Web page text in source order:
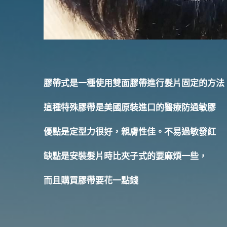
膠帶式是一種使用雙面膠帶進行髮片固定的方法
這種特殊膠帶是美國原裝進口的醫療防過敏膠
優點是定型力很好，親膚性佳。不易過敏發紅
缺點是安裝髮片時比夾子式的要麻煩一些，
而且購買膠帶要花一點錢